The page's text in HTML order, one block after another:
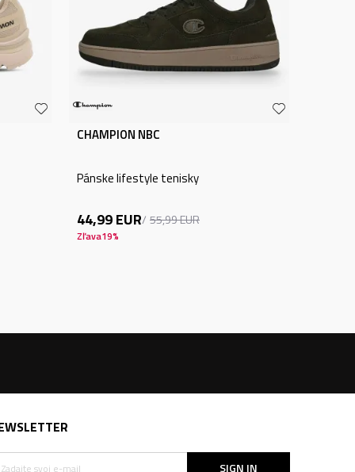
CHAMPION NBC
Pánske lifestyle tenisky
44,99EUR 55,99EUR
Zľava19%
SIGN IN